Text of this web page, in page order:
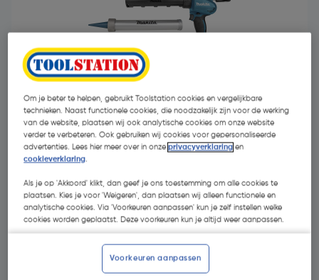
€ 286,21
Selecteer winkel - Bekijk voorraadniveaus en haal binnen 10
minuten op
Selecteer vestiging
Om je beter te helpen, gebruikt Toolstation cookies en vergelijkbare
technieken. Naast functionele cookies, die noodzakelijk zijn voor de werking
van de website, plaatsen wij ook analytische cookies om onze website
verder te verbeteren. Ook gebruiken wij cookies voor gepersonaliseerde
advertenties. Lees hier meer over in onzeprivacyverklaring en
cookieverklaring.
Als je op 'Akkoord' klikt, dan geef je ons toestemming om alle cookies te
plaatsen. Kies je voor 'Weigeren', dan plaatsen wij alleen functionele en
analytische cookies. Via 'Voorkeuren aanpassen' kun je zelf instellen welke
cookies worden geplaatst. Deze voorkeuren kun je altijd weer aanpassen.
Voorkeuren aanpassen